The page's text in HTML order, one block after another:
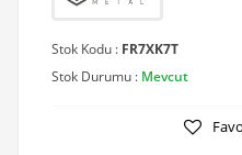
Stok Kodu : FR7XK7T
Stok Durumu : Mevcut